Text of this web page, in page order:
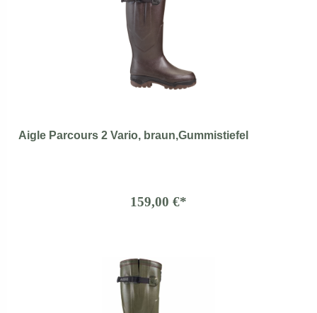
Aigle Parcours 2 Vario, braun,Gummistiefel
159,00 €*